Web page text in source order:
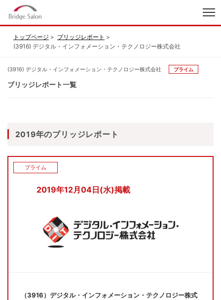
トップページ
ブリッジレポート
(3916) デジタル・インフォメーション・テクノロジー株式会社
(3916) デジタル・インフォメーション・テクノロジー株式会社 プライム
ブリッジレポート一覧
2019年のブリッジレポート
2019年12月04日(水)掲載
プライム
（3916）デジタル・インフォメーション・テクノロジー株式